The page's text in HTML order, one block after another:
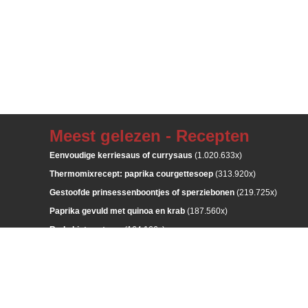
Meest gelezen - Recepten
Eenvoudige kerriesaus of currysaus (1.020.633x)
Thermomixrecept: paprika courgettesoep (313.920x)
Gestoofde prinsessenboontjes of sperziebonen (219.725x)
Paprika gevuld met quinoa en krab (187.560x)
Rode biet zoetzuur(164.166x)